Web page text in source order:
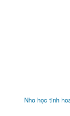
Nho học tinh